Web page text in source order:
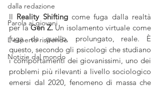
dalla redazione
Parola ai giovani
L'esperto risponde
Notizie dal mondo
Il Reality Shifting come fuga dalla realtà
per la Gen Z. Un isolamento virtuale come
fuga da quello, prolungato, reale. È
questo, secondo gli psicologi che studiano
i comportamenti dei giovanissimi, uno dei
problemi più rilevanti a livello sociologico
emersi dal 2020, fenomeno di massa che